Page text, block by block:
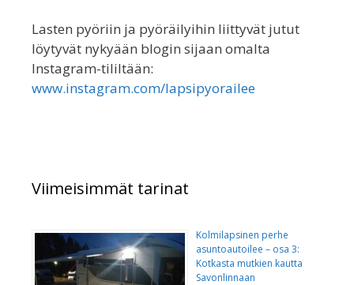
Lasten pyöriin ja pyöräilyihin liittyvät jutut
löytyvät nykyään blogin sijaan omalta
Instagram-tililtään:
www.instagram.com/lapsipyorailee
Viimeisimmät tarinat
Kolmilapsinen perhe
asuntoautoilee – osa 3:
Kotkasta mutkien kautta
Savonlinnaan